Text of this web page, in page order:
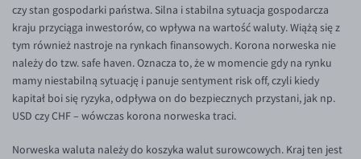
EUR/USD
EUR/GBP
EUR/CHF
EUR/DKK
EUR/NOK
czy stan gospodarki państwa. Silna i stabilna sytuacja gospodarcza
kraju przyciąga inwestorów, co wpływa na wartość waluty. Wiążą się z
tym również nastroje na rynkach finansowych. Korona norweska nie
należy do tzw. safe haven. Oznacza to, że w momencie gdy na rynku
mamy niestabilną sytuację i panuje sentyment risk off, czyli kiedy
kapitał boi się ryzyka, odpływa on do bezpiecznych przystani, jak np.
USD czy CHF – wówczas korona norweska traci.
Norweska waluta należy do koszyka walut surowcowych. Kraj ten jest